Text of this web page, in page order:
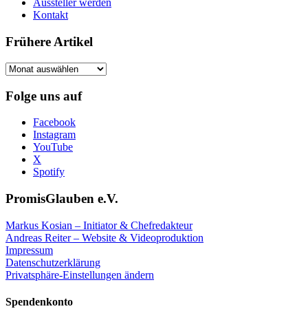
Aussteller werden
Kontakt
Frühere Artikel
Frühere
Folge uns auf
Facebook
Instagram
YouTube
X
Spotify
PromisGlauben e.V.
Markus Kosian – Initiator & Chefredakteur
Andreas Reiter – Website & Videoproduktion
Impressum
Datenschutzerklärung
Privatsphäre-Einstellungen ändern
Spendenkonto